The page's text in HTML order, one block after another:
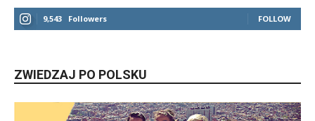
9,543 Followers FOLLOW
ZWIEDZAJ PO POLSKU